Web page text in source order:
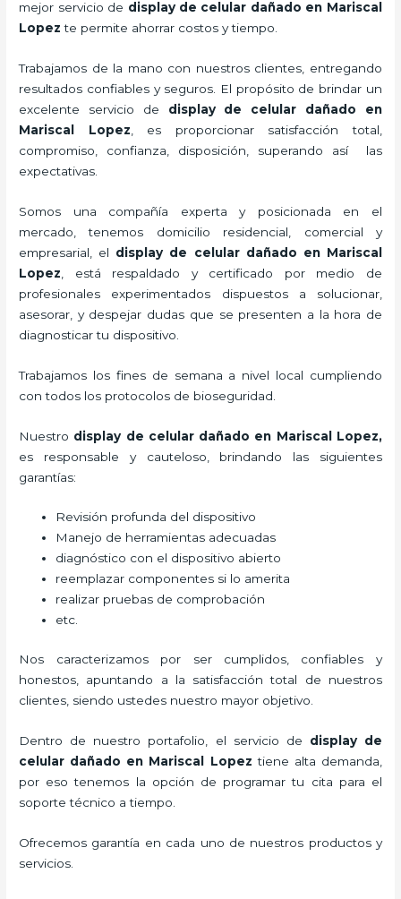
mejor servicio de display de celular dañado en Mariscal
Lopez te permite ahorrar costos y tiempo.
Trabajamos de la mano con nuestros clientes, entregando
resultados confiables y seguros. El propósito de brindar un
excelente servicio de display de celular dañado en
Mariscal Lopez , es proporcionar satisfacción total,
compromiso, confianza, disposición, superando así las
expectativas.
Somos una compañía experta y posicionada en el
mercado, tenemos domicilio residencial, comercial y
empresarial, el display de celular dañado en Mariscal
Lopez , está respaldado y certificado por medio de
profesionales experimentados dispuestos a solucionar,
asesorar, y despejar dudas que se presenten a la hora de
diagnosticar tu dispositivo.
Trabajamos los fines de semana a nivel local cumpliendo
con todos los protocolos de bioseguridad.
Nuestro display de celular dañado en Mariscal Lopez,
es responsable y cauteloso, brindando las siguientes
garantías:
Revisión profunda del dispositivo
Manejo de herramientas adecuadas
diagnóstico con el dispositivo abierto
reemplazar componentes si lo amerita
realizar pruebas de comprobación
etc.
Nos caracterizamos por ser cumplidos, confiables y
honestos, apuntando a la satisfacción total de nuestros
clientes, siendo ustedes nuestro mayor objetivo.
Dentro de nuestro portafolio, el servicio de display de
celular dañado en Mariscal Lopez tiene alta demanda,
por eso tenemos la opción de programar tu cita para el
soporte técnico a tiempo.
Ofrecemos garantía en cada uno de nuestros productos y
servicios.